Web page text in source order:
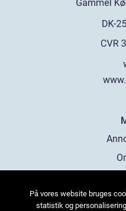
På vores website bruges
statistik og